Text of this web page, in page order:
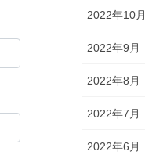
2022年10月
2022年9月
2022年8月
2022年7月
2022年6月